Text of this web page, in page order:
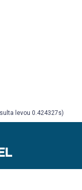
levou 0.424327s)